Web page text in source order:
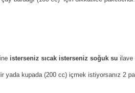
isterseniz sıcak isterseniz soğuk su ilave
yada kupada (200 cc) içmek istiyorsanız 2